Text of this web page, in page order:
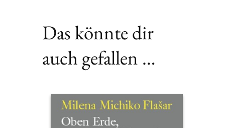
Das könnte dir
auch gefallen …